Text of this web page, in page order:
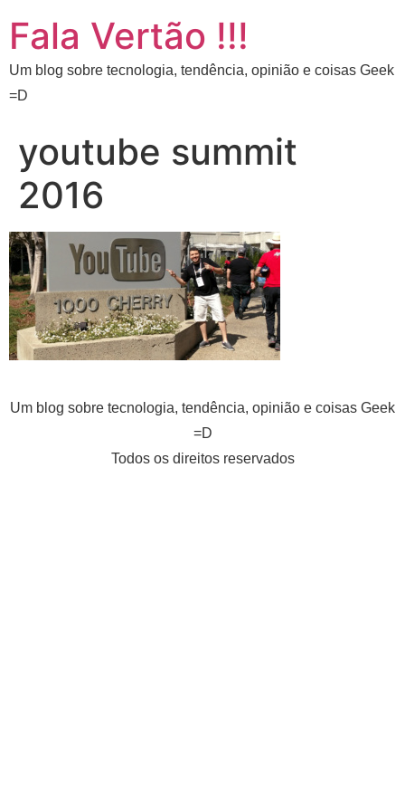
Fala Vertão !!!
Um blog sobre tecnologia, tendência, opinião e coisas Geek
=D
youtube summit
2016
Um blog sobre tecnologia, tendência, opinião e coisas Geek
=D
Todos os direitos reservados